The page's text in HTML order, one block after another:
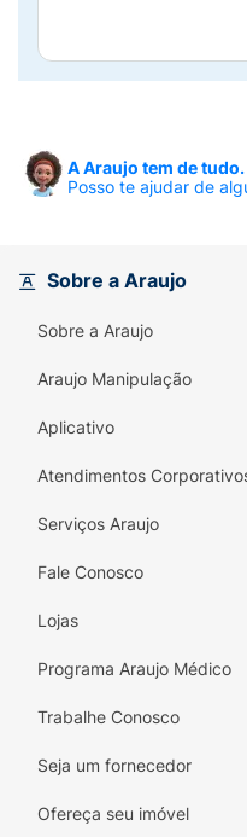
A Araujo tem de tudo.
Posso te ajudar de
Sobre a Araujo
Sobre a Araujo
Araujo Manipulação
Aplicativo
Atendimentos
Serviços Araujo
Fale Conosco
Lojas
Programa Araujo Médico
Trabalhe Conosco
Seja um fornecedor
Ofereça seu imóvel